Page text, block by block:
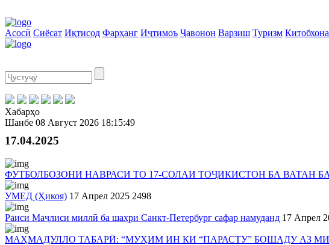
Асосӣ Сиёсат Иқтисод Фарҳанг Иҷтимоъ Ҷавонон Варзиш Туризм Китобхона
Хабарҳо
Шанбе 08 Август 2026 18:15:49
17.04.2025
ФУТБОЛБОЗОНИ НАВРАСИ ТО 17-СОЛАИ ТОҶИКИСТОН БА ВАТАН
УМЕД (Ҳикоя) 17 Апрел 2025 2498
Раиси Маҷлиси миллӣ ба шаҳри Санкт-Петербург сафар намуданд 17 Апрел
МАҲМАДУЛЛО ТАБАРӢ: “МУҲИМ ИН КИ “ПАРАСТУ” БОШАДУ АЗ